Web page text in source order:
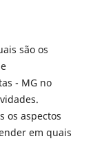
são os
- MG no
os aspectos
em quais